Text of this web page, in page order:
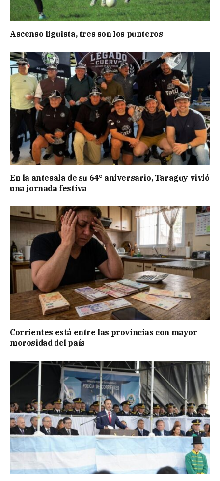
Ascenso liguista, tres son los punteros
En la antesala de su 64° aniversario, Taraguy vivió
una jornada festiva
Corrientes está entre las provincias con mayor
morosidad del país